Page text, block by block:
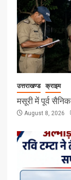
उत्तराखण्ड क्राइम
मसूरी में पूर्व
August 8, 2026